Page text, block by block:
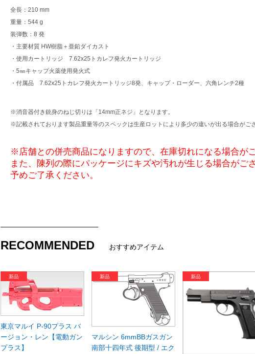
全長：210 mm
重量：544 g
装弾数：8 発
・主要材質 HW樹脂＋亜鉛ダイカスト
・使用カートリッジ 7.62x25トカレフ発火カートリッジ
・5㎜キャップ火薬使用発火式
・付属品 7.62x25トカレフ発火カートリッジ8発、キャップ・ローダー、六角レンチ2種
※消音器付き銃身のねじ切りは「14mm正ネジ」となります。
※記載されております製品重量等のスペックは生産ロットにより多少の違いが出る場合がご
※店舗との併売商品になりますので、在庫切れになる場合がご
また、陳列の際にパッケージにキズや汚れが生じる場合がご
予めご了承ください。
RECOMMENDED おすすめアイテム
東京マルイ P-90プラス バ
ージョン・レン【電動ガン
プラス】
マルシン 6mmBBガスガン
南部十四年式 後期型 / エク